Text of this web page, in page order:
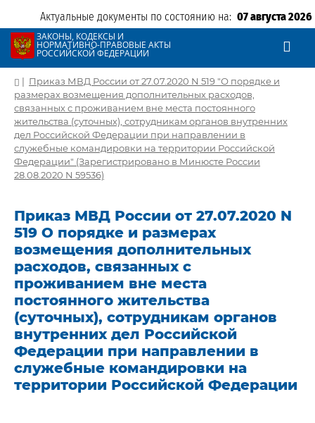
Актуальные документы по состоянию на: 07 августа 2026
ЗАКОНЫ, КОДЕКСЫ И
НОРМАТИВНО-ПРАВОВЫЕ АКТЫ
РОССИЙСКОЙ ФЕДЕРАЦИИ
| Приказ МВД России от 27.07.2020 N 519 "О порядке и
размерах возмещения дополнительных расходов,
связанных с проживанием вне места постоянного
жительства (суточных), сотрудникам органов внутренних
дел Российской Федерации при направлении в
служебные командировки на территории Российской
Федерации" (Зарегистрировано в Минюсте России
28.08.2020 N 59536)
Приказ МВД России от 27.07.2020 N
519 О порядке и размерах
возмещения дополнительных
расходов, связанных с
проживанием вне места
постоянного жительства
(суточных), сотрудникам органов
внутренних дел Российской
Федерации при направлении в
служебные командировки на
территории Российской Федерации